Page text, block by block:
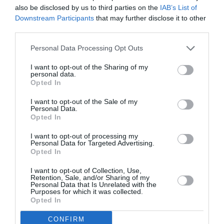
also be disclosed by us to third parties on the IAB’s List of
Downstream Participants that may further disclose it to other
Personal Data Processing Opt Outs
I want to opt-out of the Sharing of my
personal data.
Opted In
I want to opt-out of the Sale of my
Personal Data.
Opted In
I want to opt-out of processing my
Personal Data for Targeted Advertising.
Opted In
I want to opt-out of Collection, Use,
Retention, Sale, and/or Sharing of my
Personal Data that Is Unrelated with the
Purposes for which it was collected.
Opted In
CONFIRM
γόνος πολιτικής οικογένειας, πολιτεύτηκε και
ήταν δυναμική στην υπεράσπιση των
δικαιωμάτων των γυναικών, των καλλιτεχνών –
διαφόρων ομάδων που ήταν υποτιμημένες στην
εποχή τους – ενώ κρατούσε τις ευαισθησίες της.
έλεγε ότι μπήκε στηΒουλήφορώντας
παντελόνικαι άκουσε αποδοκιμασίες αλλά
προχώρησε με το κεφάλι ψηλά και ανέβηκε στο
βήμα, γιατί έπρεπε να μιλήσει εκείνη την ώρα.
Και μετά γύρισε σπίτι και έβαλε τα κλάματα.
«Επηρεάστηκα και από τη φιγούρα της Μελίνας
Μερκούρη, που ήταν γόνος πολιτικής
οικογένειας, πολιτεύτηκε και ήταν δυναμική